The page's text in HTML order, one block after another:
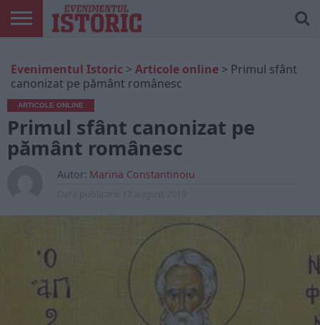
ONLINE
EDIȚII
TIPĂRITE
ISTORIC
PLAY
CONTUL
MEU
Evenimentul Istoric > Articole online > Primul sfânt
canonizat pe pământ românesc
ARTICOLE ONLINE
Primul sfânt canonizat pe
pământ românesc
Autor: Marina Constantinoiu